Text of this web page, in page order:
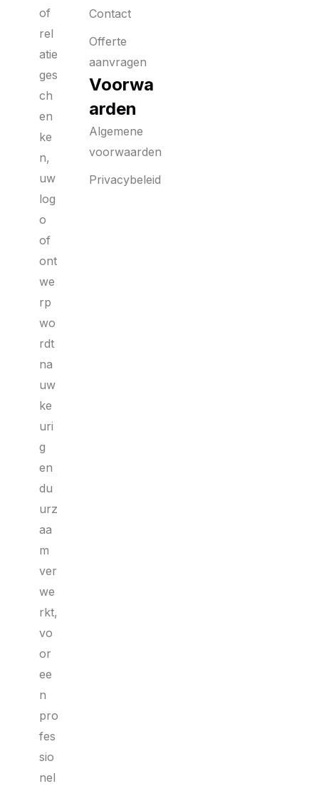
of
rel
atie
ges
ch
en
ke
n,
uw
log
o
of
ont
we
rp
wo
rdt
na
uw
ke
uri
g
en
du
urz
aa
m
ver
we
rkt,
vo
or
ee
n
pro
fes
sio
nel
Contact
Offerte
aanvragen
Voorwa
arden
Algemene
voorwaarden
Privacybeleid